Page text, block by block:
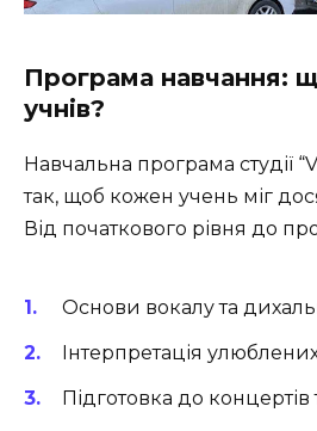
Програма навчання:
учнів?
Навчальна програма студії
так, щоб кожен учень міг
Від початкового рівня до
Основи вокалу та
Інтерпретація
Підготовка до концертів